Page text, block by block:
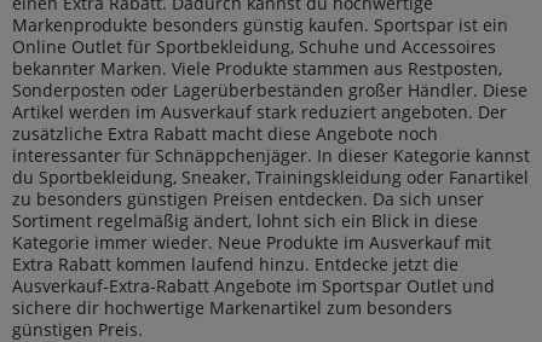
Markenprodukte besonders günstig kaufen. Sportspar ist ein
Online Outlet für Sportbekleidung, Schuhe und Accessoires
bekannter Marken. Viele Produkte stammen aus Restposten,
Sonderposten oder Lagerüberbeständen großer Händler. Diese
Artikel werden im Ausverkauf stark reduziert angeboten. Der
zusätzliche Extra Rabatt macht diese Angebote noch
interessanter für Schnäppchenjäger. In dieser Kategorie kannst
du Sportbekleidung, Sneaker, Trainingskleidung oder Fanartikel
zu besonders günstigen Preisen entdecken. Da sich unser
Sortiment regelmäßig ändert, lohnt sich ein Blick in diese
Kategorie immer wieder. Neue Produkte im Ausverkauf mit
Extra Rabatt kommen laufend hinzu. Entdecke jetzt die
Ausverkauf-Extra-Rabatt Angebote im Sportspar Outlet und
sichere dir hochwertige Markenartikel zum besonders
günstigen Preis.